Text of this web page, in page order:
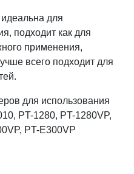
для
подходит как для
применения,
всего подходит для
для использования
PT-1280, PT-1280VP,
PT-E300VP